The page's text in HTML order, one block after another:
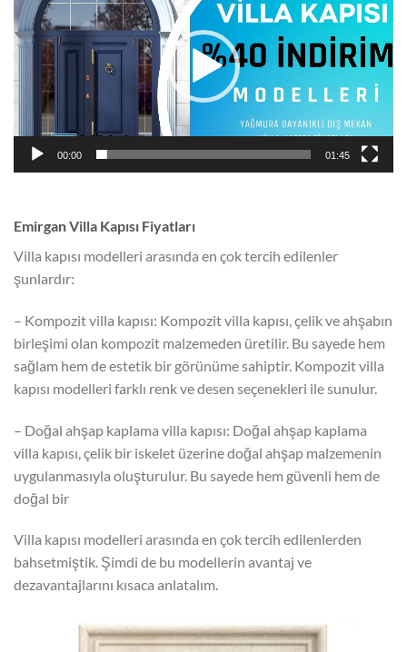
00:00 01:45
Emirgan Villa Kapısı Fiyatları
Villa kapısı modelleri arasında en çok tercih edilenler
şunlardır:
– Kompozit villa kapısı: Kompozit villa kapısı, çelik ve ahşabın
birleşimi olan kompozit malzemeden üretilir. Bu sayede hem
sağlam hem de estetik bir görünüme sahiptir. Kompozit villa
kapısı modelleri farklı renk ve desen seçenekleri ile sunulur.
– Doğal ahşap kaplama villa kapısı: Doğal ahşap kaplama
villa kapısı, çelik bir iskelet üzerine doğal ahşap malzemenin
uygulanmasıyla oluşturulur. Bu sayede hem güvenli hem de
doğal bir
Villa kapısı modelleri arasında en çok tercih edilenlerden
bahsetmiştik. Şimdi de bu modellerin avantaj ve
dezavantajlarını kısaca anlatalım.